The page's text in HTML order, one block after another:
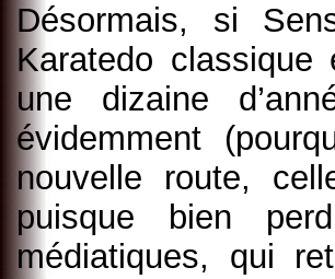
Désormais, si
Karatedo
une dizaine
évidemment
nouvelle route,
puisque bien
médiatiques, qui